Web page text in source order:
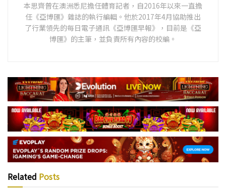
本思齊曾在澳洲悉尼擔任體育記者，自2016年以來一直擔
任《亞博匯》雜誌的執行編輯。他於2017年4月協助推出
了行業領先的每日電子通訊《亞博匯早報》，目前是《亞
博匯》的主筆，並負責所有內容的校編。
Related Posts